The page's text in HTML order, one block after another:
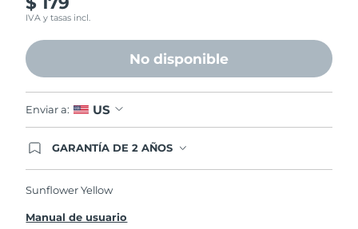
IVA y tasas incl.
No disponible
Enviar a: US
GARANTÍA DE 2 AÑOS
de tener algún problema durante los 2 años
producto sin cargo alguno.
Sunflower Yellow
Manual de usuario